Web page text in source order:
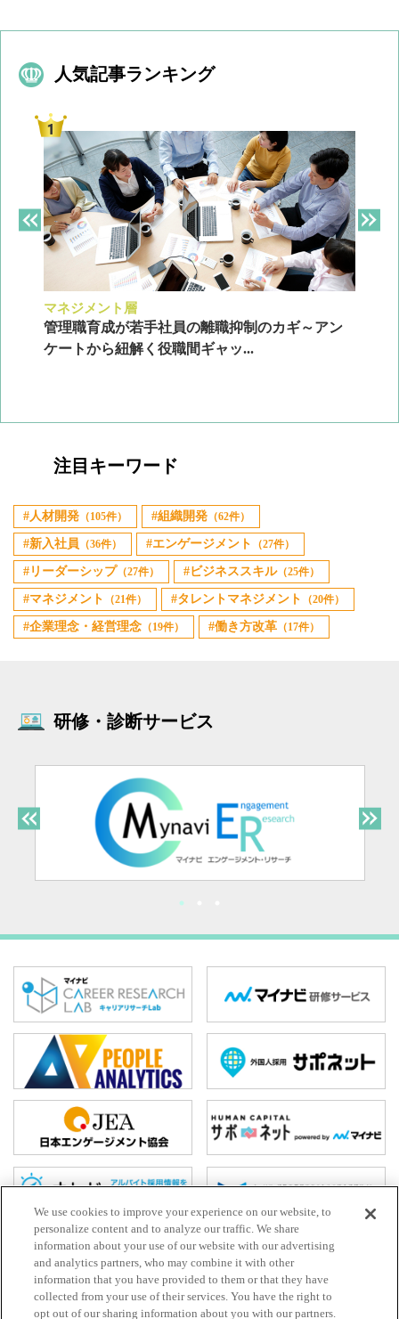
人気記事ランキング
マネジメント層
管理職育成が若手社員の離職抑制のカギ～アン
ケートから紐解く役職間ギャッ...
注目キーワード
人材開発 （105件） 組織開発 （62件）
新入社員 （36件） エンゲージメント （27件）
リーダーシップ （27件） ビジネススキル（25件）
マネジメント （21件） タレントマネジメント （20件）
企業理念・経営理念 （19件） 働き方改革 （17件）
研修・診断サービス
ホーム
お問い合わせ
We use cookies to improve your experience on our website, to
personalize content and to analyze our traffic. We share
information about your use of our website with our advertising
and analytics partners, who may combine it with other
information that you have provided to them or that they have
collected from your use of their services. You have the right to
opt out of our sharing information about you with our partners.